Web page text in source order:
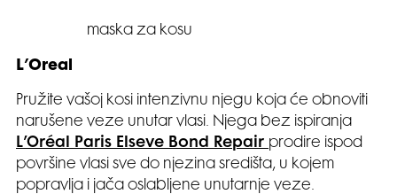
maska za kosu
L’Oreal
Pružite vašoj kosi intenzivnu njegu koja će obnoviti
narušene veze unutar vlasi. Njega bez ispiranja
L’Oréal Paris Elseve Bond Repair prodire ispod
površine vlasi sve do njezina središta, u kojem
popravlja i jača oslabljene unutarnje veze.